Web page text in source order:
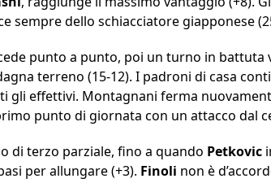
sempre dello schiacciatore giapponese
punto a punto, poi un turno in battuta
terreno (15-12). I padroni di casa
gli effettivi. Montagnani ferma
punto di giornata con un attacco dal
di terzo parziale, fino a quando Petkovic
per allungare (+3). Finoli non è